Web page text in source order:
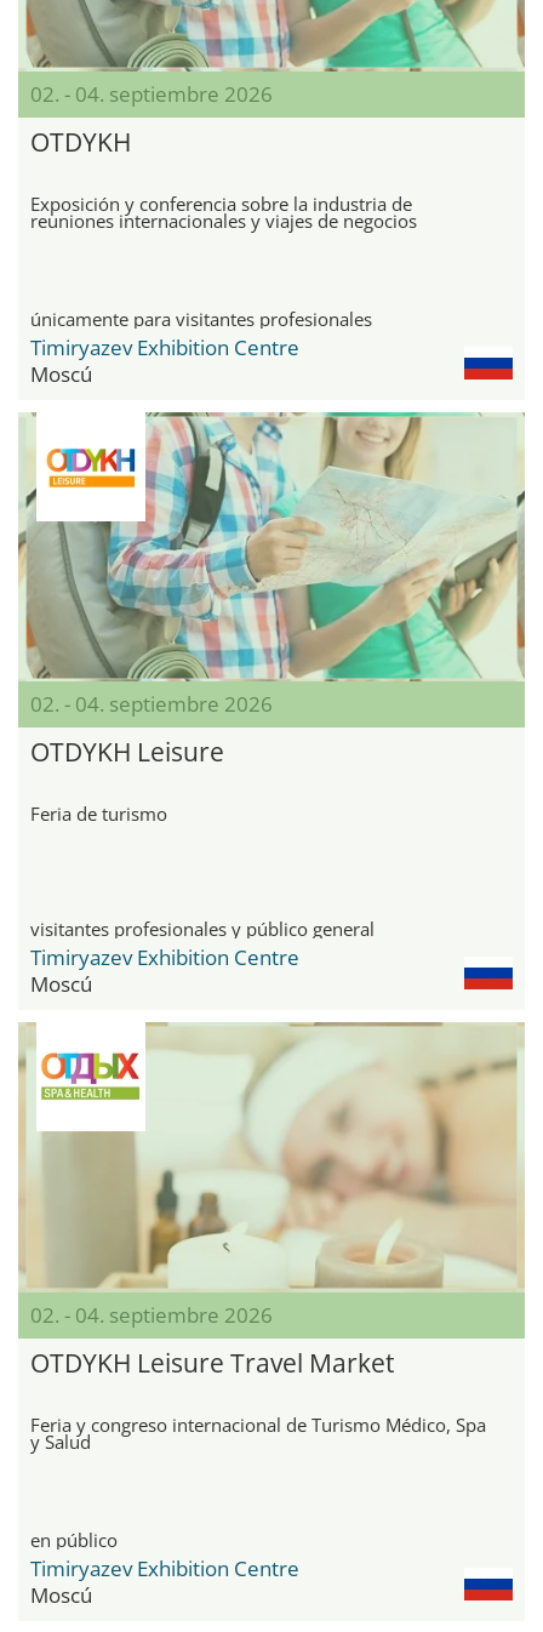
02. - 04. septiembre 2026
OTDYKH
Exposición y conferencia sobre la industria de
reuniones internacionales y viajes de negocios
únicamente para visitantes profesionales
Timiryazev Exhibition Centre
Moscú
02. - 04. septiembre 2026
OTDYKH Leisure
Feria de turismo
visitantes profesionales y público general
Timiryazev Exhibition Centre
Moscú
02. - 04. septiembre 2026
OTDYKH Leisure Travel Market
Feria y congreso internacional de Turismo Médico, Spa
y Salud
en público
Timiryazev Exhibition Centre
Moscú